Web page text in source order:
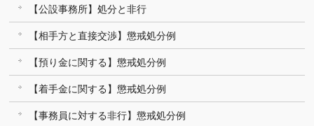
【公設事務所】処分と非行
【相手方と直接交渉】懲戒処分例
【預り金に関する】懲戒処分例
【着手金に関する】懲戒処分例
【事務員に対する非行】懲戒処分例